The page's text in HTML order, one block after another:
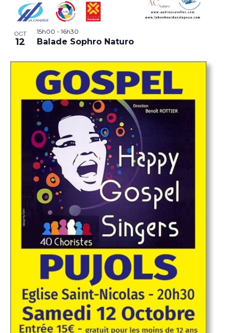
OCT
12
15h00 - 16h30
Balade Sophro Naturo